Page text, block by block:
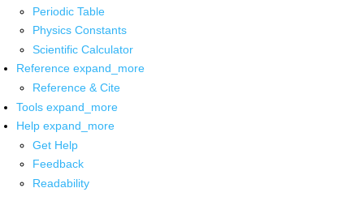
Periodic Table
Physics Constants
Scientific Calculator
Reference expand_more
Reference & Cite
Tools expand_more
Help expand_more
Get Help
Feedback
Readability